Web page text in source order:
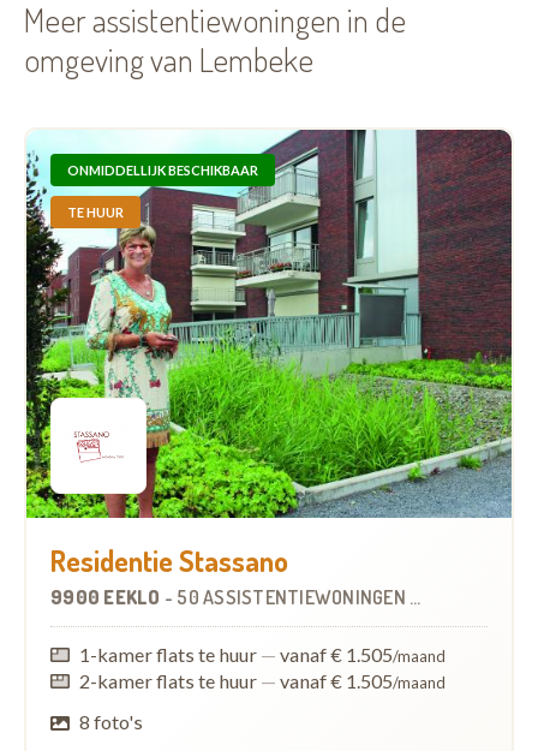
Meer assistentiewoningen in de
omgeving van Lembeke
ONMIDDELLIJK BESCHIKBAAR
TE HUUR
Residentie Stassano
9900 EEKLO - 50 ASSISTENTIEWONINGEN OP
1-kamer flats te huur — vanaf € 1.505/maand
2-kamer flats te huur — vanaf € 1.505/maand
8 foto's